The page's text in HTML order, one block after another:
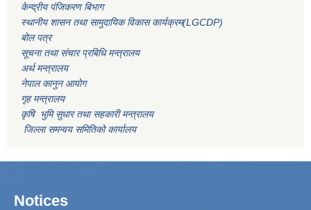
केन्द्रीय पंजिकरण बिभाग
स्थानीय शासन तथा सामुदायिक विकास कार्यक्रम(LGCDP)
बोल पत्र
सूचना तथा संचार प्रबिधि मन्त्रालय
अर्थ मन्त्रालय
नेपाल कानुन आयोग
गृह मन्त्रालय
कृषि भुमि सुधार तथा सहकारी मन्त्रालय
जिल्ला समन्वय समितिको कार्यालय
Notices